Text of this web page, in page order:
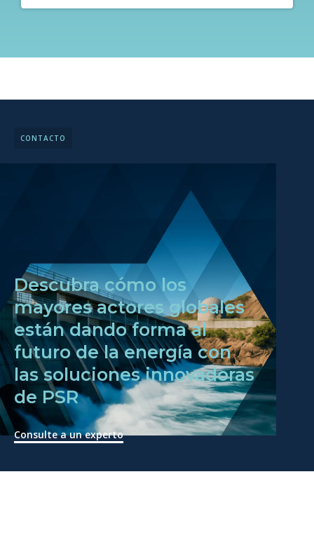
CONTACTO
Descubra cómo los
mayores actores globales
están dando forma al
futuro de la energía con
las soluciones innovadoras
de PSR
Consulte a un experto